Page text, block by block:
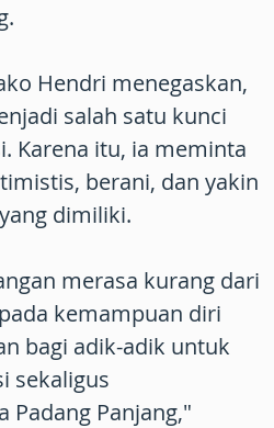
Hendri menegaskan,
salah satu kunci
Karena itu, ia meminta
berani, dan yakin
dimiliki.
merasa kurang dari
kemampuan diri
bagi adik-adik untuk
sekaligus
Padang Panjang,"